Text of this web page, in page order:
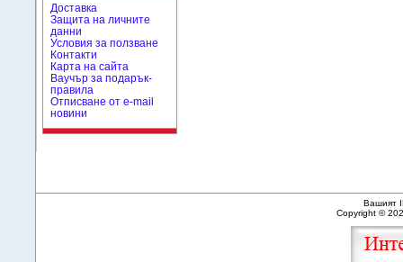
Доставка
Защита на личните
данни
Условия за ползване
Контакти
Карта на сайта
Ваучър за подарък-
правила
Отписване от e-mail
новини
Вашият
Copyright ©